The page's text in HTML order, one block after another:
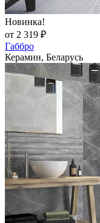
Новинка!
от 2 319 ₽
Габбро
Керамин, Беларусь